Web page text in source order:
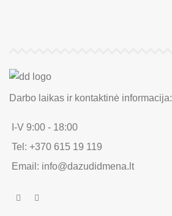
Darbo laikas ir kontaktinė informacija:
I-V 9:00 - 18:00
Tel: +370 615 19 119
Email: info@dazudidmena.lt